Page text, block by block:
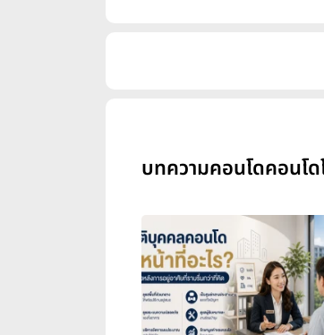
บทความคอนโดคอนโ